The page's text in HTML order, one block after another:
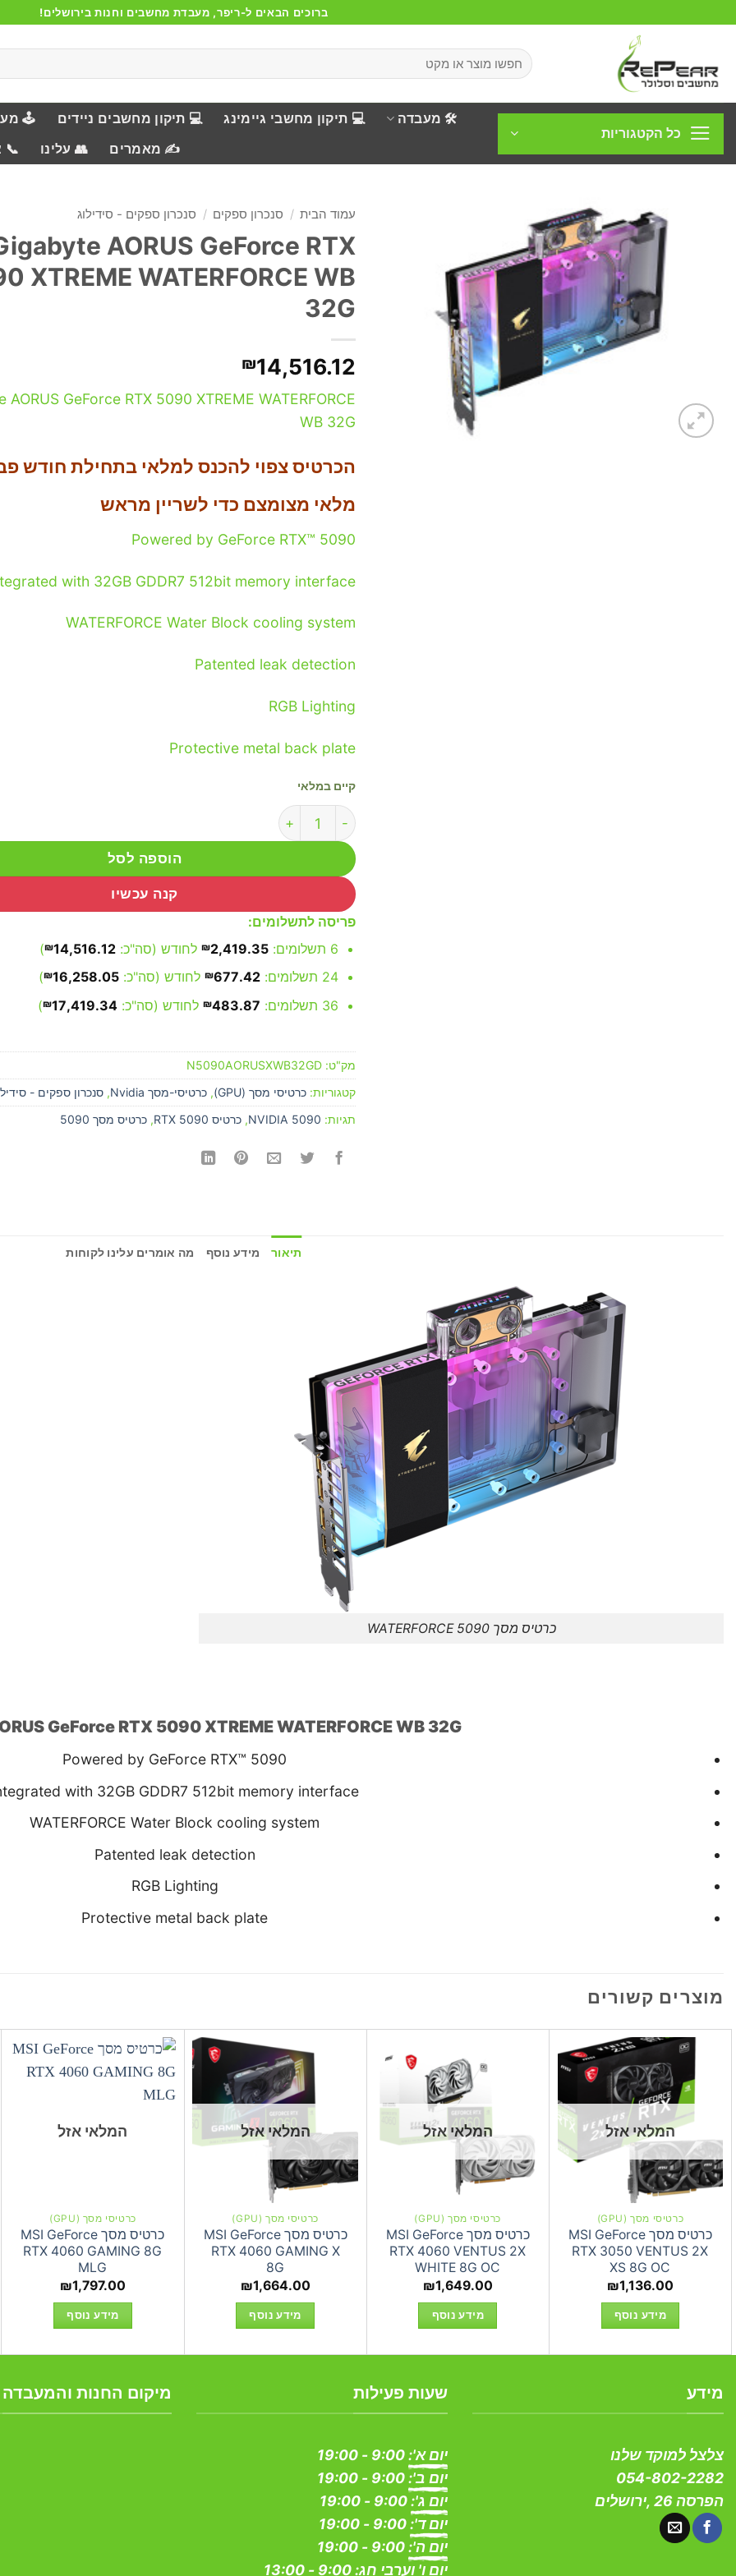
ברוכים הבאים ל-ריפר, מעבדת מחשבים וחנות בירושלים!
חיפוש
עבור:
כל הקטגוריות
🛠️ מעבדה 💻 תיקון מחשבי גיימינג 💻 תיקון מחשבים ניידים
🕹️
✍️ מאמרים
👥 עלינו 📞
עמוד הבית / סנכרון ספקים / סנכרון ספקים - סידילוג
AORUS GeForce RTX
XTREME WATERFORCE WB
32G
₪14,516.12
AORUS GeForce RTX 5090 XTREME WATERFORCE
WB 32G
הכרטיס צפוי להכנס למלאי בתחילת חודש
מלאי מצומצם כדי לשריין מראש
Powered by GeForce RTX™ 5090
with 32GB GDDR7 512bit memory interface
WATERFORCE Water Block cooling system
Patented leak detection
RGB Lighting
Protective metal back plate
קיים במלאי
כמות של Gigabyte AORUS GeForce RTX 5090 XTREME WATERFORCE WB 32G
הוספה לסל
קנה עכשיו
פריסה לתשלומים:
6 תשלומים:
₪2,419.35 לחודש (סה"כ: ₪14,516.12
)
24 תשלומים:
₪677.42 לחודש (סה"כ: ₪16,258.05
)
36 תשלומים:
₪483.87 לחודש (סה"כ: ₪17,419.34
)
מק"ט: N5090AORUSXWB32GD
קטגוריות: כרטיסי מסך (GPU) , כרטיסי-מסך Nvidia , סנכרון ספקים -
תגיות: NVIDIA 5090
, כרטיס RTX 5090 , כרטיס מסך 5090
תיאור מידע נוסף מה אומרים עלינו לקוחות
כרטיס מסך 5090 WATERFORCE
GeForce RTX 5090 XTREME WATERFORCE WB 32G
Powered by GeForce RTX™ 5090
with 32GB GDDR7 512bit memory interface
WATERFORCE Water Block cooling system
Patented leak detection
RGB Lighting
Protective metal back plate
מוצרים קשורים
המלאי אזל
כרטיסי מסך (GPU)
כרטיס מסך MSI GeForce
RTX 3050 VENTUS 2X
XS 8G OC
₪1,136.00
מידע נוסף
המלאי אזל
כרטיסי מסך (GPU)
כרטיס מסך MSI GeForce
RTX 4060 VENTUS 2X
WHITE 8G OC
₪1,649.00
מידע נוסף
המלאי אזל
כרטיסי מסך (GPU)
כרטיס מסך MSI GeForce
RTX 4060 GAMING X
8G
₪1,664.00
מידע נוסף
המלאי אזל
כרטיסי מסך (GPU)
כרטיס מסך MSI GeForce
RTX 4060 GAMING 8G
MLG
₪1,797.00
מידע נוסף
מידע
צלצל למוקד שלנו
054-802-2282
הפרסה 26 ,ירושלים
שעות פעילות
יום א':
יום ב':
יום ג':
יום ד':
יום ה':
יום ו' וערבי חג:
מיקום החנות והמעבדה